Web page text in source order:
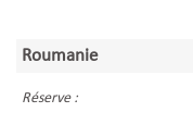
Roumanie
Réserve :